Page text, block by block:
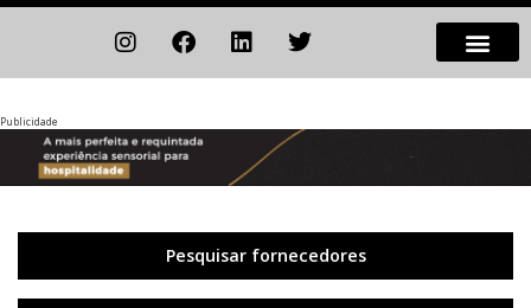
Publicidade
Pesquisar fornecedores